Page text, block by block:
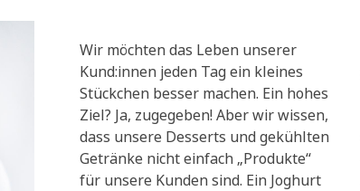
Wir möchten das Leben unserer
Kund:innen jeden Tag ein kleines
Stückchen besser machen. Ein hohes
Ziel? Ja, zugegeben! Aber wir wissen,
dass unsere Desserts und gekühlten
Getränke nicht einfach „Produkte“
für unsere Kunden sind. Ein Joghurt